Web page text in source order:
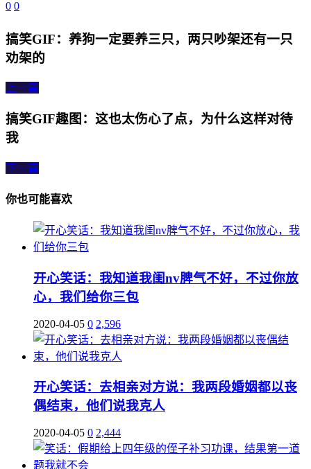
0 0
搞笑GIF：养狗一定要养三只，两只吵架还有一只
劝架的
上一篇
搞笑GIF趣图：这也太伤心了点，为什么这样对待
我
下一篇
你也可能喜欢
开心笑话：我知道我闺nv脾气不好，不过你放
心，我们给你三包
2020-04-05 0 2,596
开心笑话：去相亲对方说：我两段婚姻都以丧
偶结束，他们说我克人
2020-04-05 0 2,444